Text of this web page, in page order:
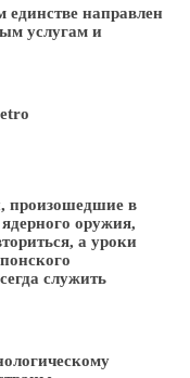
направлен
услугам и
произошедшие в
оружия,
а уроки
служить